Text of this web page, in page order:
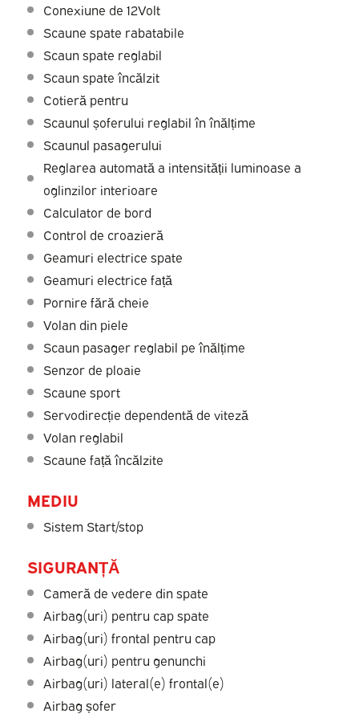
Conexiune de 12Volt
Scaune spate rabatabile
Scaun spate reglabil
Scaun spate încălzit
Cotieră pentru
Scaunul șoferului reglabil în înălțime
Scaunul pasagerului
Reglarea automată a intensității luminoase a
oglinzilor interioare
Calculator de bord
Control de croazieră
Geamuri electrice spate
Geamuri electrice față
Pornire fără cheie
Volan din piele
Scaun pasager reglabil pe înălțime
Senzor de ploaie
Scaune sport
Servodirecție dependentă de viteză
Volan reglabil
Scaune față încălzite
MEDIU
Sistem Start/stop
SIGURANȚĂ
Cameră de vedere din spate
Airbag(uri) pentru cap spate
Airbag(uri) frontal pentru cap
Airbag(uri) pentru genunchi
Airbag(uri) lateral(e) frontal(e)
Airbag șofer